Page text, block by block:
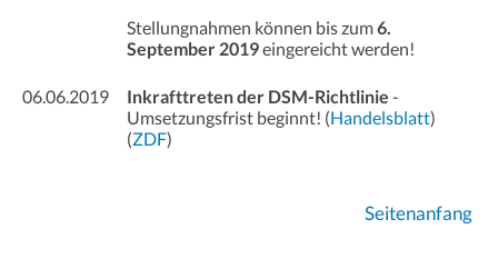
Stellungnahmen können bis zum6.
September 2019eingereicht werden!
06.06.2019 Inkrafttreten der DSM-Richtlinie -
Umsetzungsfrist beginnt! (Handelsblatt)
(ZDF)
Seitenanfang